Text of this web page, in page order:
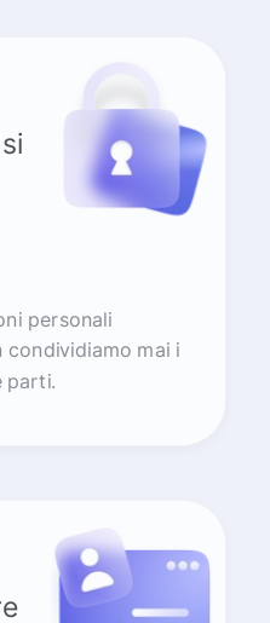
personali
mai i
parti.